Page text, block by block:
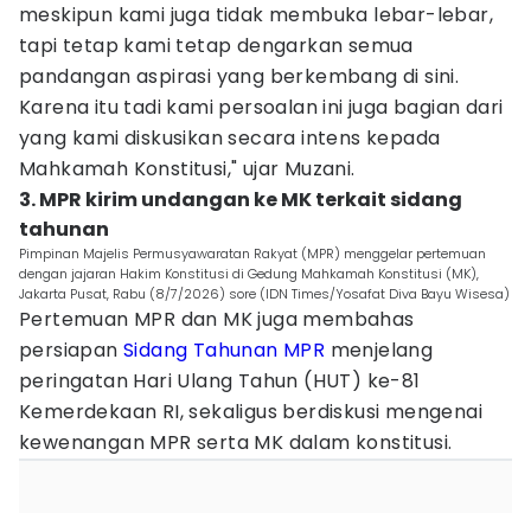
meskipun kami juga tidak membuka lebar-lebar,
tapi tetap kami tetap dengarkan semua
pandangan aspirasi yang berkembang di sini.
Karena itu tadi kami persoalan ini juga bagian dari
yang kami diskusikan secara intens kepada
Mahkamah Konstitusi," ujar Muzani.
3. MPR kirim undangan ke MK terkait sidang
tahunan
Pimpinan Majelis Permusyawaratan Rakyat (MPR) menggelar pertemuan
dengan jajaran Hakim Konstitusi di Gedung Mahkamah Konstitusi (MK),
Jakarta Pusat, Rabu (8/7/2026) sore (IDN Times/Yosafat Diva Bayu Wisesa)
Pertemuan MPR dan MK juga membahas
persiapanSidang Tahunan MPR menjelang
peringatan Hari Ulang Tahun (HUT) ke-81
Kemerdekaan RI, sekaligus berdiskusi mengenai
kewenangan MPR serta MK dalam konstitusi.